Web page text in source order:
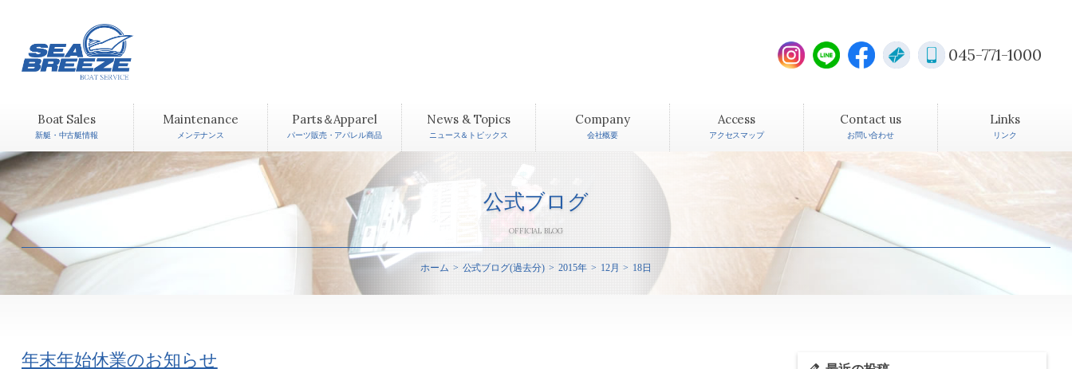
045-771-1000
Boat Sales
新艇・中古艇情報
Maintenance
メンテナンス
Parts＆Apparel
パーツ販売・アパレル商品
News & Topics
ニュース＆トピックス
Company
会社概要
Access
アクセスマップ
Contact us
お問い合わせ
Links
リンク
公式ブログ
OFFICIAL BLOG
ホーム 公式ブログ(過去分) 2015年 12月 18日
年末年始休業のお知らせ